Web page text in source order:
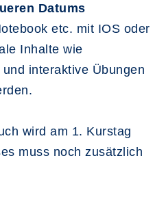
Datums
etc. mit IOS oder
Inhalte wie
interaktive Übungen
wird am 1. Kurstag
muss noch zusätzlich